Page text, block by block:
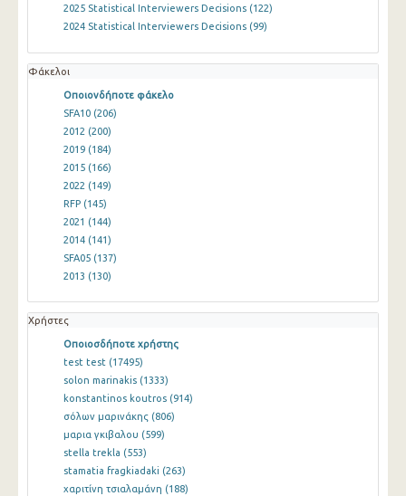
2025 Statistical Interviewers Decisions (122)
2024 Statistical Interviewers Decisions (99)
Φάκελοι
Οποιονδήποτε φάκελο
SFA10 (206)
2012 (200)
2019 (184)
2015 (166)
2022 (149)
RFP (145)
2021 (144)
2014 (141)
SFA05 (137)
2013 (130)
Χρήστες
Οποιοσδήποτε χρήστης
test test (17495)
solon marinakis (1333)
konstantinos koutros (914)
σόλων μαρινάκης (806)
μαρια γκιβαλου (599)
stella trekla (553)
stamatia fragkiadaki (263)
χαριτίνη τσιαλαμάνη (188)